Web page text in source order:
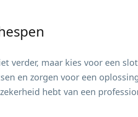
verder, maar kies voor een
en zorgen voor een
hebt van een